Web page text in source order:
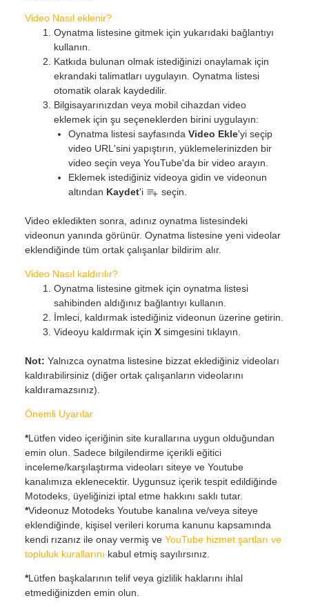
Video Nasıl eklenir?
Oynatma listesine gitmek için yukarıdaki bağlantıyı
kullanın.
Katkıda bulunan olmak istediğinizi onaylamak için
ekrandaki talimatları uygulayın. Oynatma listesi
otomatik olarak kaydedilir.
Bilgisayarınızdan veya mobil cihazdan video
eklemek için şu seçeneklerden birini uygulayın:
Oynatma listesi sayfasında Video Ekle'yi seçip
video URL'sini yapıştırın, yüklemelerinizden bir
video seçin veya YouTube'da bir video arayın.
Eklemek istediğiniz videoya gidin ve videonun
altından Kaydet'i seçin.
Video ekledikten sonra, adınız oynatma listesindeki
videonun yanında görünür. Oynatma listesine yeni videolar
eklendiğinde tüm ortak çalışanlar bildirim alır.
Video Nasıl kaldırılır?
Oynatma listesine gitmek için oynatma listesi
sahibinden aldığınız bağlantıyı kullanın.
İmleci, kaldırmak istediğiniz videonun üzerine getirin.
Videoyu kaldırmak için Xsimgesini tıklayın.
Not: Yalnızca oynatma listesine bizzat eklediğiniz videoları
kaldırabilirsiniz (diğer ortak çalışanların videolarını
kaldıramazsınız).
Önemli Uyarılar
*Lütfen video içeriğinin site kurallarına uygun olduğundan
emin olun. Sadece bilgilendirme içerikli eğitici
inceleme/karşılaştırma videoları siteye ve Youtube
kanalımıza eklenecektir. Uygunsuz içerik tespit edildiğinde
Motodeks, üyeliğinizi iptal etme hakkını saklı tutar.
*Videonuz Motodeks Youtube kanalına ve/veya siteye
eklendiğinde, kişisel verileri koruma kanunu kapsamında
kendi rızanız ile onay vermiş ve YouTube hizmet şartları ve
topluluk kurallarını kabul etmiş sayılırsınız.
*Lütfen başkalarının telif veya gizlilik haklarını ihlal
etmediğinizden emin olun.